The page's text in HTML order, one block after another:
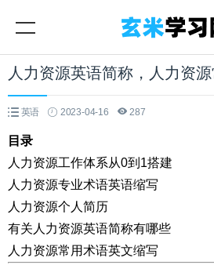
人力资源英语简称，人力资
英语 2023-04-16 287
目录
人力资源工作体系从0到1搭建
人力资源专业术语英语缩写
人力资源个人简历
有关人力资源英语简称有哪些
人力资源常用术语英文缩写